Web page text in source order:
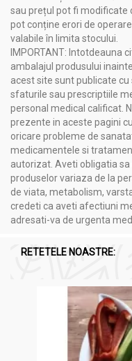
sau prețul pot fi modificate
pot conține erori de
valabile în limita stocului.
IMPORTANT: Intotdeauna
ambalajul produsului
acest site sunt publicate
sfaturile sau prescriptiile
personal medical calificat.
prezente in aceste pagini
oricare probleme de
medicamentele si
autorizat. Aveti obligatia
produselor variaza de la
de viata, metabolism,
credeti ca aveti afectiuni
adresati-va de urgenta
RETETELE NOASTRE: